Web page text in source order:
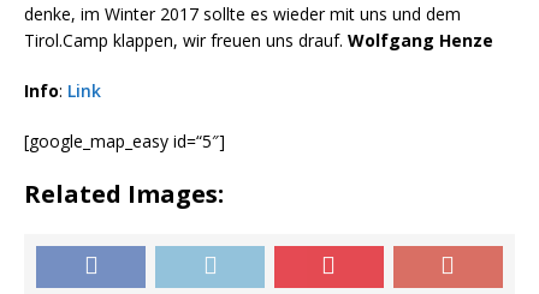
denke, im Winter 2017 sollte es wieder mit uns und dem
Tirol.Camp klappen, wir freuen uns drauf. Wolfgang Henze
Info: Link
[google_map_easy id=“5″]
Related Images: